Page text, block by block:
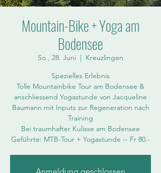
Mountain-Bike + Yoga am
Bodensee
So., 28. Juni
  |
Kreuzlingen
Spezielles Erlebnis
Tolle Mountainbike Tour am Bodensee &
anschliessend Yogastunde von Jacqueline
Baumann mit Inputs zur Regeneration nach
Training
Bei traumhafter Kulisse am Bodensee
Geführte: MTB-Tour + Yogastunde -- Fr 80.-